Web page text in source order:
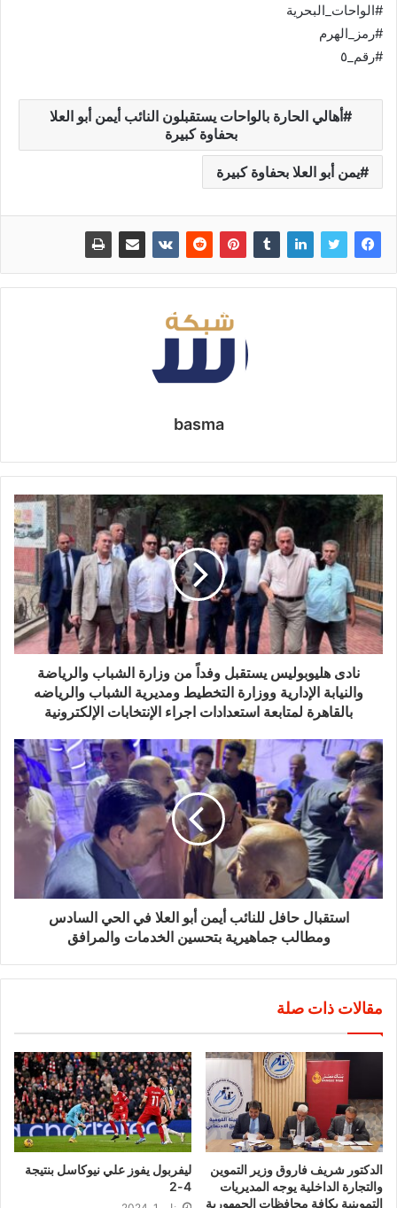
#الواحات_البحرية
#رمز_الهرم
#رقم_٥
أهالي الحارة بالواحات يستقبلون النائب أيمن أبو العلا
بحفاوة كبيرة
يمن أبو العلا بحفاوة كبيرة
basma
نادى هليوبوليس يستقبل وفداً من وزارة الشباب والرياضة
والنيابة الإدارية ووزارة التخطيط ومديرية الشباب والرياضه
بالقاهرة لمتابعة استعدادات اجراء الإنتخابات الإلكترونية
استقبال حافل للنائب أيمن أبو العلا في الحي السادس
ومطالب جماهيرية بتحسين الخدمات والمرافق
مقالات ذات صلة
الدكتور شريف فاروق وزير التموين
والتجارة الداخلية يوجه المديريات
التموينية بكافة محافظات الجمهورية
ليفربول يفوز علي نيوكاسل بنتيجة
4-2